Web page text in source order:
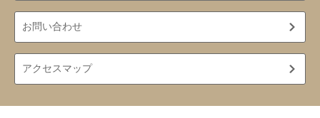
お問い合わせ
アクセスマップ